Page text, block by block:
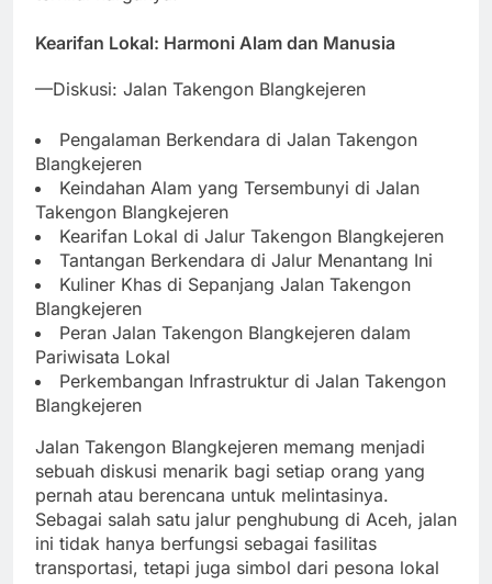
Kearifan Lokal: Harmoni Alam dan Manusia
—Diskusi: Jalan Takengon Blangkejeren
Pengalaman Berkendara di Jalan Takengon
Blangkejeren
Keindahan Alam yang Tersembunyi di Jalan
Takengon Blangkejeren
Kearifan Lokal di Jalur Takengon Blangkejeren
Tantangan Berkendara di Jalur Menantang Ini
Kuliner Khas di Sepanjang Jalan Takengon
Blangkejeren
Peran Jalan Takengon Blangkejeren dalam
Pariwisata Lokal
Perkembangan Infrastruktur di Jalan Takengon
Blangkejeren
Jalan Takengon Blangkejeren memang menjadi
sebuah diskusi menarik bagi setiap orang yang
pernah atau berencana untuk melintasinya.
Sebagai salah satu jalur penghubung di Aceh, jalan
ini tidak hanya berfungsi sebagai fasilitas
transportasi, tetapi juga simbol dari pesona lokal